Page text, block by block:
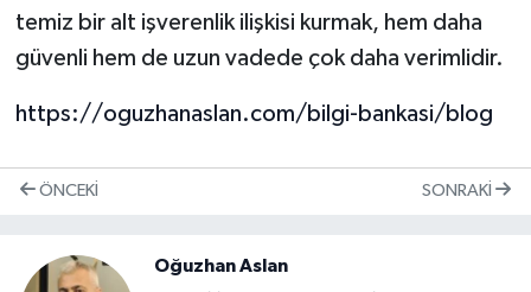
temiz bir alt işverenlik ilişkisi kurmak, hem daha
güvenli hem de uzun vadede çok daha verimlidir.
https://oguzhanaslan.com/bilgi-bankasi/blog
ÖNCEKI SONRAKI
Oğuzhan Aslan